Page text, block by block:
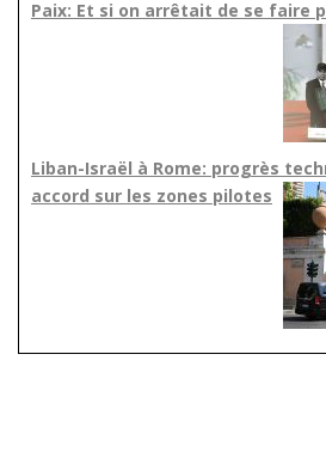
Paix: Et si on arrêtait de se faire
Liban-Israël à Rome: progrès
accord sur les zones pilotes